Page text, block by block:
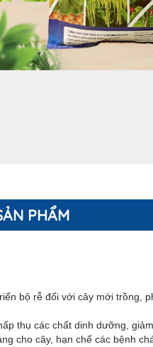
PHẨM
bộ rễ đối với cây mới trồng,
thụ các chất dinh dưỡng,
cho cây, hạn chế các bệnh